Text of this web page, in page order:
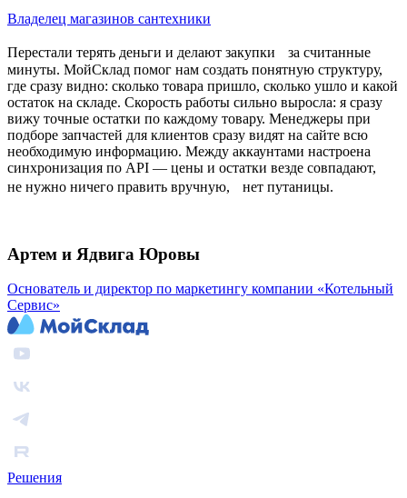
Владелец магазинов сантехники
Перестали терять деньги и делают закупки за считанные
минуты. МойСклад помог нам создать понятную структуру,
где сразу видно: сколько товара пришло, сколько ушло и какой
остаток на складе. Скорость работы сильно выросла: я сразу
вижу точные остатки по каждому товару. Менеджеры при
подборе запчастей для клиентов сразу видят на сайте всю
необходимую информацию. Между аккаунтами настроена
синхронизация по API — цены и остатки везде совпадают,
не нужно ничего править вручную, нет путаницы.
Артем и Ядвига Юровы
Основатель и директор по маркетингу компании «Котельный
Сервис»
Решения